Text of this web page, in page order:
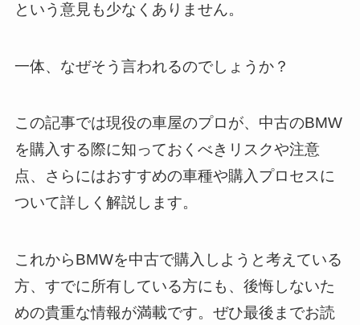
という意見も少なくありません。
一体、なぜそう言われるのでしょうか？
この記事では現役の車屋のプロが、中古のBMW
を購入する際に知っておくべきリスクや注意
点、さらにはおすすめの車種や購入プロセスに
ついて詳しく解説します。
これからBMWを中古で購入しようと考えている
方、すでに所有している方にも、後悔しないた
めの貴重な情報が満載です。ぜひ最後までお読